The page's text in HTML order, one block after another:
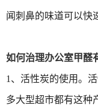
闻刺鼻的味道可以快
如何治理办公室甲醛
1、活性炭的使用。
多大型超市都有这种